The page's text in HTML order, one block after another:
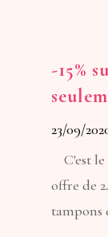
-15%
23/09/
C'est
offre de
tampons